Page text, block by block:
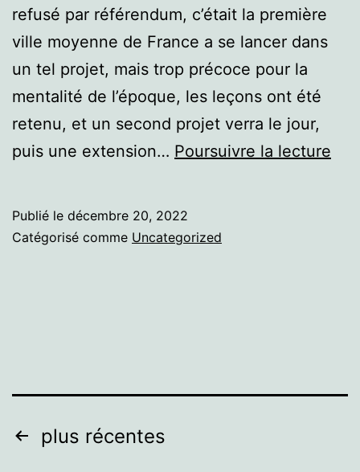
refusé par référendum, c’était la première
ville moyenne de France a se lancer dans
un tel projet, mais trop précoce pour la
mentalité de l’époque, les leçons ont été
retenu, et un second projet verra le jour,
puis une extension… Poursuivre la lecture
Publié le décembre 20, 2022
Catégorisé comme Uncategorized
Pagination
plus récentes